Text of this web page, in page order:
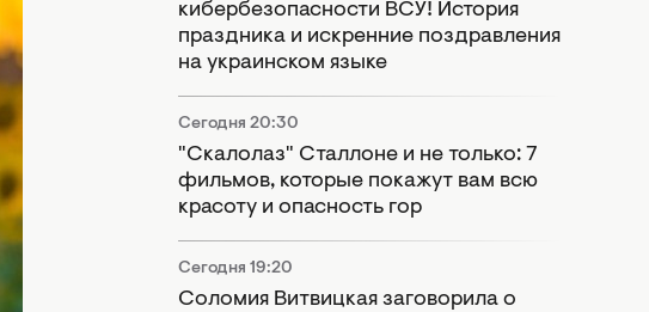
кибербезопасности ВСУ! История
праздника и искренние поздравления
на украинском языке
Сегодня 20:30
"Скалолаз" Сталлоне и не только: 7
фильмов, которые покажут вам всю
красоту и опасность гор
Сегодня 19:20
Соломия Витвицкая заговорила о